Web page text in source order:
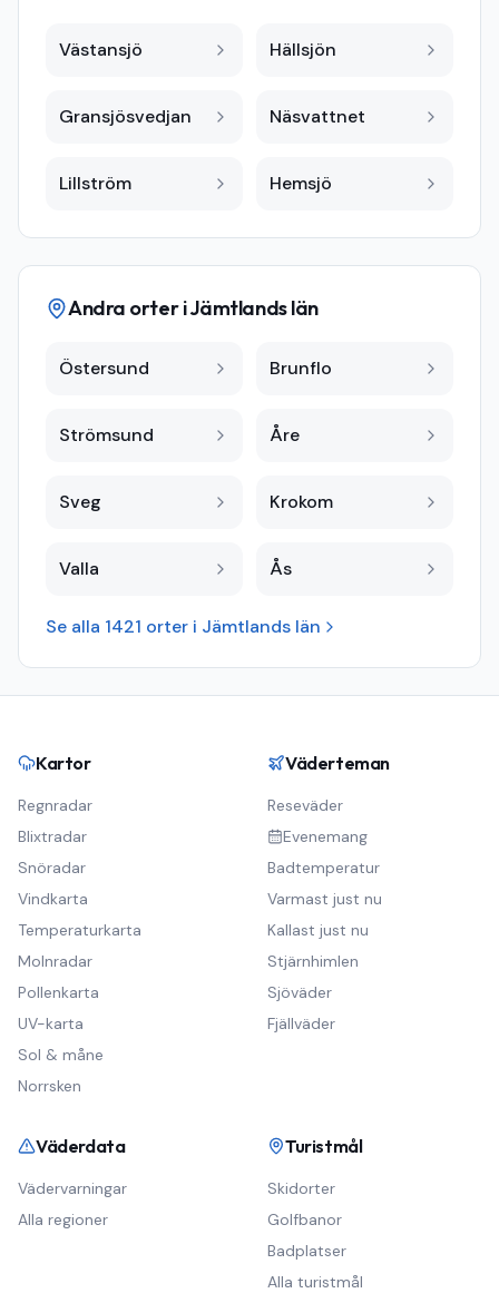
Västansjö Hällsjön
Gransjösvedjan Näsvattnet
Lillström Hemsjö
Andra orter iJämtlands län
Östersund Brunflo
Strömsund Åre
Sveg Krokom
Valla Ås
Se alla 1421 orter i Jämtlands län
Kartor
Regnradar
Blixtradar
Snöradar
Vindkarta
Temperaturkarta
Molnradar
Pollenkarta
UV-karta
Sol & måne
Norrsken
Väderteman
Reseväder
Evenemang
Badtemperatur
Varmast just nu
Kallast just nu
Stjärnhimlen
Sjöväder
Fjällväder
Väderdata
Vädervarningar
Alla regioner
Turistmål
Skidorter
Golfbanor
Badplatser
Alla turistmål